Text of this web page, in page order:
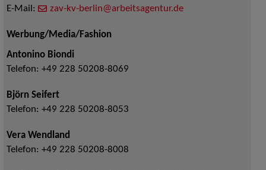
E-Mail:
zav-kv-berlin@arbeitsagentur.de
Werbung/Media/Fashion
Antonino Biondi
Telefon: +49 228 50208-8069
Björn Seifert
Telefon: +49 228 50208-8053
Vera Wendland
Telefon: +49 228 50208-8008